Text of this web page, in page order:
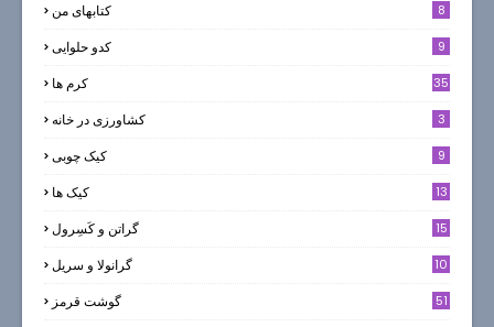
کتابهای من 8
کدو حلوایی 9
کرم ها 35
کشاورزی در خانه 3
کیک چوبی 9
کیک ها
13
گراتن و كَسِرول 15
گرانولا و سريل 10
گوشت قرمز 51